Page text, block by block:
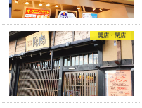
開店・閉店